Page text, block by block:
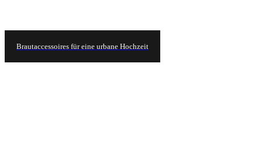
Brautaccessoires für eine urbane Hochzeit